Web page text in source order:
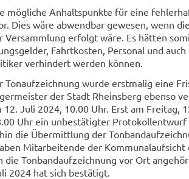
mög­li­che An­halts­punk­te für eine
Dies wäre ab­wend­bar ge­we­sen, wenn
Ver­samm­lung er­folgt wäre. Es hät­ten
Fahrt­kos­ten, Per­so­nal und
ver­hin­dert wer­den kön­nen.
Ton­auf­zeich­nung wurde erst­ma­lig eine
der Stadt Rheins­berg eben­so
Juli 2024, 10.00 Uhr. Erst am Frei­tag,
Uhr ein un­be­stä­tig­ter
die Über­mitt­lung der
Mit­ar­bei­ten­de der
die Ton­band­auf­zeich­nung vor Ort
2024 hat sich be­stä­tigt.